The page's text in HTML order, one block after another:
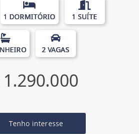
1 DORMITÓRIO 1 SUÍTE
2 VAGAS
1.290.000
Tenho interesse